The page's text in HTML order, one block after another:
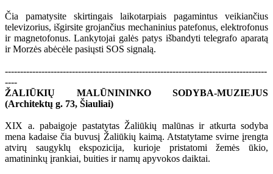
Čia pamatysite skirtingais laikotarpiais pagamintus veikiančius
televizorius, išgirsite grojančius mechaninius patefonus, elektrofonus
ir magnetofonus. Lankytojai galės patys išbandyti telegrafo aparatą
ir Morzės abėcėle pasiųsti SOS signalą.
--------------------------------------------------------------------------------------
----
ŽALIŪKIŲ MALŪNININKO SODYBA-MUZIEJUS
(Architektų g. 73, Šiauliai)
XIX a. pabaigoje pastatytas Žaliūkių malūnas ir atkurta sodyba
mena kadaise čia buvusį Žaliūkių kaimą. Atstatytame svirne įrengta
atvirų saugyklų ekspozicija, kurioje pristatomi žemės ūkio,
amatininkų įrankiai, buities ir namų apyvokos daiktai.